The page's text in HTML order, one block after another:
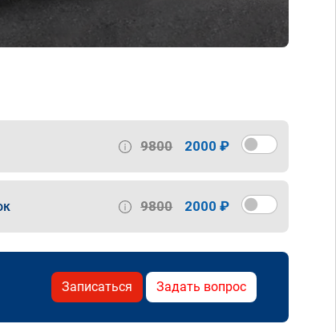
9800 2000 ₽
9800 2000 ₽
Записаться Задать вопрос